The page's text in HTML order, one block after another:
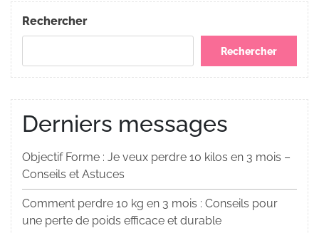
l’article
Post
Rechercher
Rechercher
Derniers messages
Objectif Forme : Je veux perdre 10 kilos en 3 mois –
Conseils et Astuces
Comment perdre 10 kg en 3 mois : Conseils pour
une perte de poids efficace et durable